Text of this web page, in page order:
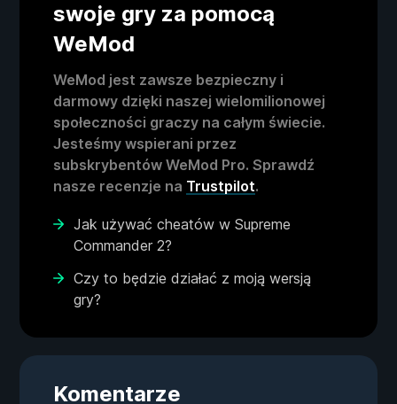
swoje gry za pomocą
WeMod
WeMod jest zawsze bezpieczny i
darmowy dzięki naszej wielomilionowej
społeczności graczy na całym świecie.
Jesteśmy wspierani przez
subskrybentów WeMod Pro. Sprawdź
nasze recenzje na Trustpilot.
Jak używać cheatów w Supreme
Commander 2?
Czy to będzie działać z moją wersją
gry?
Komentarze